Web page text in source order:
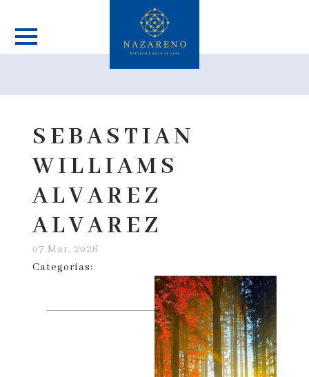
SEBASTIAN
WILLIAMS
ALVAREZ
ALVAREZ
07 Mar, 2026
Categorías: